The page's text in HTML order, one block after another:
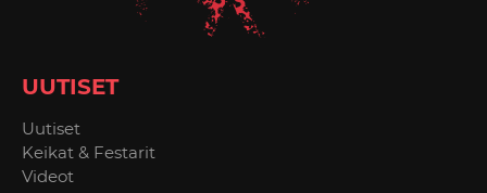
UUTISET
Uutiset
Keikat & Festarit
Videot